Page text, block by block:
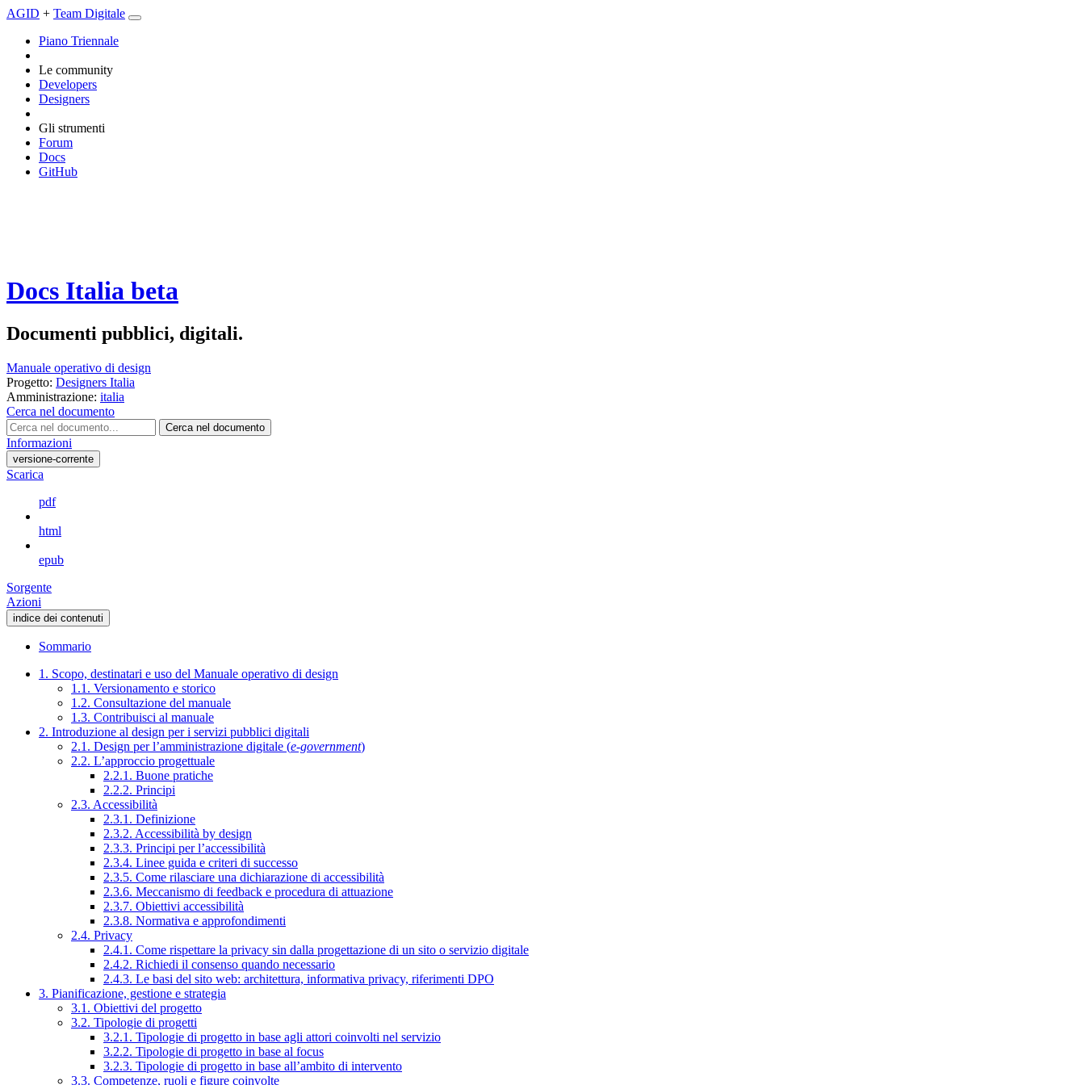
AGID + Team Digitale
Piano Triennale
Le community
Developers
Designers
Gli strumenti
Forum
Docs
GitHub
Docs Italia beta
Documenti pubblici, digitali.
Manuale operativo di design
Progetto: Designers Italia
Amministrazione: italia
Cerca nel documento
Cerca nel documento
Informazioni
versione-corrente
Scarica
pdf
html
epub
Sorgente
Azioni
indice dei contenuti
Sommario
1. Scopo, destinatari e uso del Manuale operativo di design
1.1. Versionamento e storico
1.2. Consultazione del manuale
1.3. Contribuisci al manuale
2. Introduzione al design per i servizi pubblici digitali
2.1. Design per l’amministrazione digitale (e-government)
2.2. L’approccio progettuale
2.2.1. Buone pratiche
2.2.2. Principi
2.3. Accessibilità
2.3.1. Definizione
2.3.2. Accessibilità by design
2.3.3. Principi per l’accessibilità
2.3.4. Linee guida e criteri di successo
2.3.5. Come rilasciare una dichiarazione di accessibilità
2.3.6. Meccanismo di feedback e procedura di attuazione
2.3.7. Obiettivi accessibilità
2.3.8. Normativa e approfondimenti
2.4. Privacy
2.4.1. Come rispettare la privacy sin dalla progettazione di un sito o servizio digitale
2.4.2. Richiedi il consenso quando necessario
2.4.3. Le basi del sito web: architettura, informativa privacy, riferimenti DPO
3. Pianificazione, gestione e strategia
3.1. Obiettivi del progetto
3.2. Tipologie di progetti
3.2.1. Tipologie di progetto in base agli attori coinvolti nel servizio
3.2.2. Tipologie di progetto in base al focus
3.2.3. Tipologie di progetto in base all’ambito di intervento
3.3. Competenze, ruoli e figure coinvolte